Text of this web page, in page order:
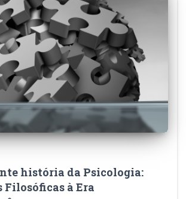
história da Psicologia:
Filosóficas à Era